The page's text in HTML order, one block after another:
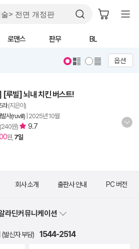
로맨스 판무 BL
옵션
[루빌] 뇌내 치킨 버스트!
라(지은이)
사(ruvill) 2025년 10월
원) 9.7
원, 7일
회사 소개 출판사 안내 PC 버전
라딘커뮤니케이션
(발신자 부담) 1544-2514